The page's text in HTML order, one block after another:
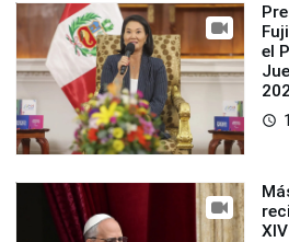
el
access_time